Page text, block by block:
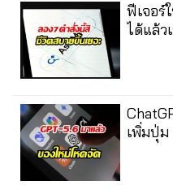
ฟีเจอร์
ได้แล้ว
เพิ่มปุ่